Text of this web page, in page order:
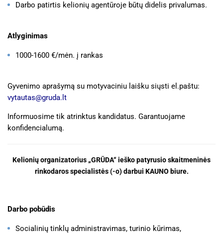
Darbo patirtis kelionių agentūroje būtų didelis privalumas.
Atlyginimas
1000-1600 €/mėn. į rankas
Gyvenimo aprašymą su motyvaciniu laišku siųsti el.paštu:
vytautas@gruda.lt
Informuosime tik atrinktus kandidatus. Garantuojame
konfidencialumą.
Kelionių organizatorius „GRŪDA“ ieško patyrusio skaitmeninės
rinkodaros specialistės (-o) darbui KAUNO biure.
Darbo pobūdis
Socialinių tinklų administravimas, turinio kūrimas,